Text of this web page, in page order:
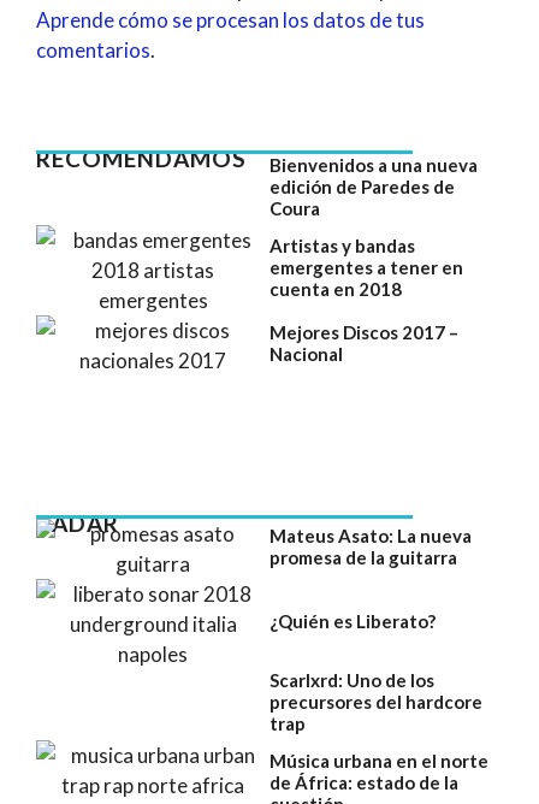
Aprende cómo se procesan los datos de tus
comentarios.
RECOMENDAMOS
Bienvenidos a una nueva
edición de Paredes de
Coura
Artistas y bandas
emergentes a tener en
cuenta en 2018
Mejores Discos 2017 –
Nacional
RADAR
Mateus Asato: La nueva
promesa de la guitarra
¿Quién es Liberato?
Scarlxrd: Uno de los
precursores del hardcore
trap
Música urbana en el norte
de África: estado de la